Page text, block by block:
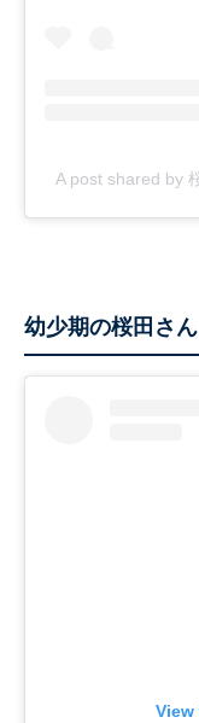
A post shared by
幼少期の桜田さん